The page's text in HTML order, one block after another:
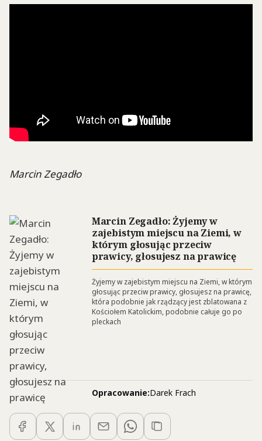
Marcin Zegadło
Marcin Zegadło: Żyjemy w
zajebistym miejscu na Ziemi, w
którym głosując przeciw
prawicy, głosujesz na prawicę
Żyjemy w zajebistym miejscu na Ziemi, w którym
głosując przeciw prawicy, głosujesz na prawicę,
która podobnie jak rządzący jest zblatowana z
Kościołem Katolickim, podobnie całuje go po
pleckach
Opracowanie:Darek Frach